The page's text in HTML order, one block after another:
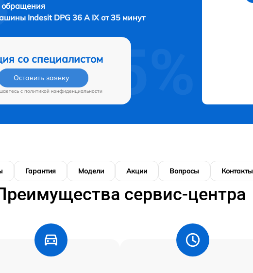
обращения
Indesit DPG 36 A IX от 35 минут
со специалистом
Оставить заявку
c политикой конфиденциальности
Гарантия Модели Акции Вопросы Контакты
сервис-центра